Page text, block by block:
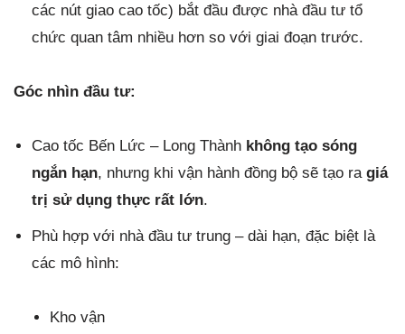
các nút giao cao tốc) bắt đầu được nhà đầu tư tổ
chức quan tâm nhiều hơn so với giai đoạn trước.
Góc nhìn đầu tư:
Cao tốc Bến Lức – Long Thành không tạo sóng
ngắn hạn, nhưng khi vận hành đồng bộ sẽ tạo ra giá
trị sử dụng thực rất lớn.
Phù hợp với nhà đầu tư trung – dài hạn, đặc biệt là
các mô hình:
Kho vận